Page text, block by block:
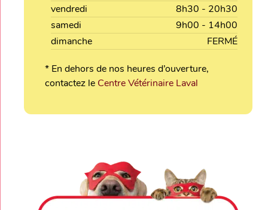
vendredi
8h30 - 20h30
samedi
9h00 - 14h00
dimanche
FERMÉ
* En dehors de nos heures d’ouverture,
contactez le Centre Vétérinaire Laval